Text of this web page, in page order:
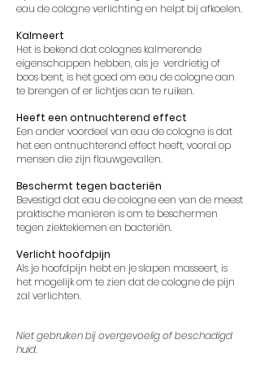
eau de cologne verlichting en helpt bij afkoelen.
Kalmeert
Het is bekend dat colognes kalmerende
eigenschappen hebben, als je verdrietig of
boos bent, is het goed om eau de cologne aan
te brengen of er lichtjes aan te ruiken.
Heeft een ontnuchterend effect
Een ander voordeel van eau de cologne is dat
het een ontnuchterend effect heeft, vooral op
mensen die zijn flauwgevallen.
Beschermt tegen bacteriën
Bevestigd dat eau de cologne een van de meest
praktische manieren is om te beschermen
tegen ziektekiemen en bacteriën.
Verlicht hoofdpijn
Als je hoofdpijn hebt en je slapen masseert, is
het mogelijk om te zien dat de cologne de pijn
zal verlichten.
Niet gebruiken bij overgevoelig of beschadigd
huid.